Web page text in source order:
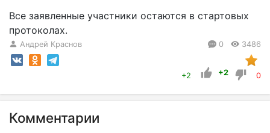
Все заявленные участники остаются в стартовых
протоколах.
Андрей Краснов 0 3486
+2 +2 0
Комментарии